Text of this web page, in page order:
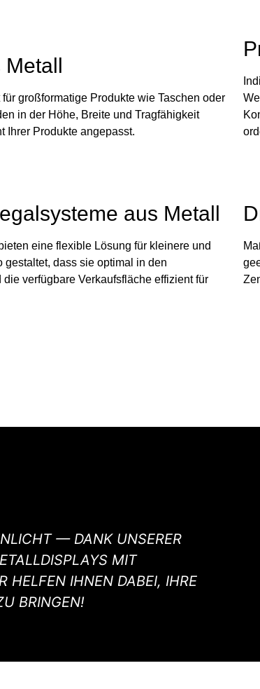
großformatige Produkte wie Taschen oder
in der Höhe, Breite und Tragfähigkeit
Ihrer Produkte angepasst.
aus Metall
eine flexible Lösung für kleinere und
dass sie optimal in den
verfügbare Verkaufsfläche effizient für
— DANK UNSERER
MIT I
IHNEN DABEI, IHRE M
BRINGEN!